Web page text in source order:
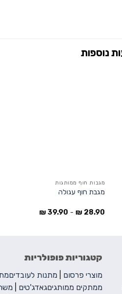
מגבות חוף ממותגות
מגבת חוף עגולה
28.90
₪
-
39.90
₪
קטגוריות פופולריות
מוצרי פרסום מתנות לעובדים
ממתקים ממותגיםגאדג'טים